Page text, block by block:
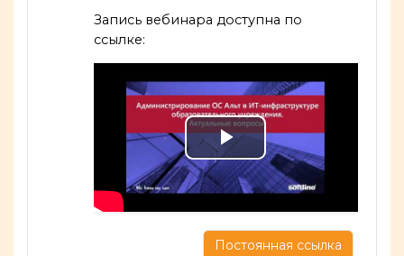
Запись вебинара доступна по
ссылке:
видео
Постоянная ссылка